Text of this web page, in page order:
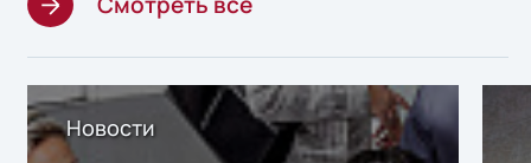
Новости